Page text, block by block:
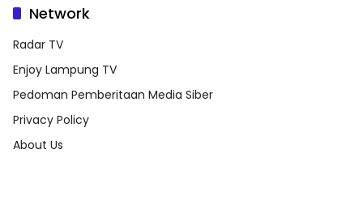
Network
Radar TV
Enjoy Lampung TV
Pedoman Pemberitaan Media Siber
Privacy Policy
About Us